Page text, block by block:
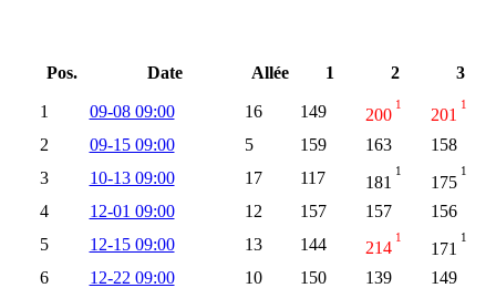
Pos. Date Allée 1 2 3
1 09-08 09:00 16 149 200
1
201
1
2
09-15 09:00 5 159 163 158
3
10-13 09:00 17 117 181
1
175
1
4
12-01 09:00 12 157 157 156
5
12-15 09:00 13 144 214
1
171
1
6
12-22 09:00 10 150 139 149